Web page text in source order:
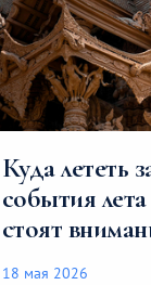
Куда лететь
события
стоят
18 мая 2026